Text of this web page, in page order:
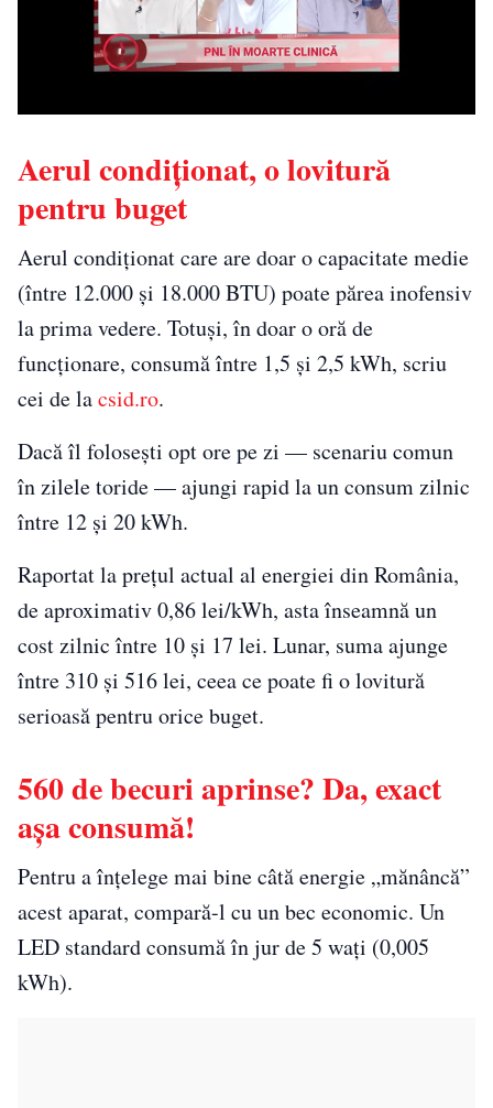
Aerul condiționat, o lovitură
pentru buget
Aerul condiționat care are doar o capacitate medie
(între 12.000 și 18.000 BTU) poate părea inofensiv
la prima vedere. Totuși, în doar o oră de
funcționare, consumă între 1,5 și 2,5 kWh, scriu
cei de lacsid.ro.
Dacă îl folosești opt ore pe zi — scenariu comun
în zilele toride — ajungi rapid la un consum zilnic
între 12 și 20 kWh.
Raportat la prețul actual al energiei din România,
de aproximativ 0,86 lei/kWh, asta înseamnă un
cost zilnic între 10 și 17 lei. Lunar, suma ajunge
între 310 și 516 lei, ceea ce poate fi o lovitură
serioasă pentru orice buget.
560 de becuri aprinse? Da, exact
așa consumă!
Pentru a înțelege mai bine câtă energie „mănâncă”
acest aparat, compară-l cu un bec economic. Un
LED standard consumă în jur de 5 wați (0,005
kWh).